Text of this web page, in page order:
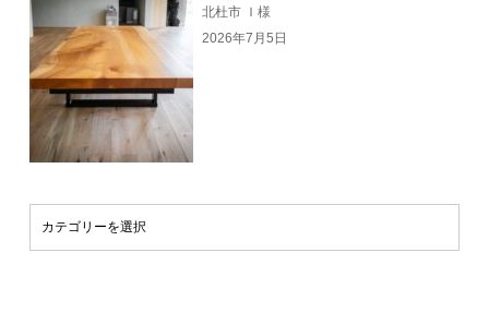
北杜市 Ｉ様
2026年7月5日